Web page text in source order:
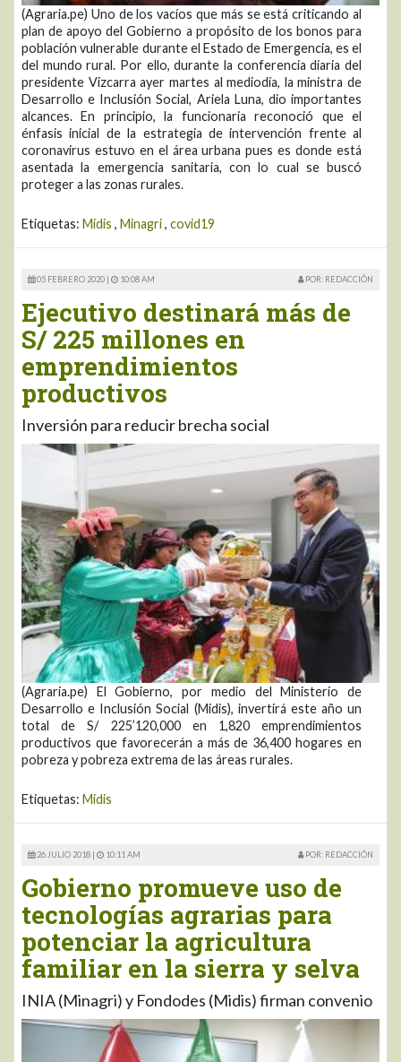
(Agraria.pe) Uno de los vacíos que más se está criticando al
plan de apoyo del Gobierno a propósito de los bonos para
población vulnerable durante el Estado de Emergencia, es el
del mundo rural. Por ello, durante la conferencia diaria del
presidente Vizcarra ayer martes al mediodía, la ministra de
Desarrollo e Inclusión Social, Ariela Luna, dio importantes
alcances. En principio, la funcionaria reconoció que el
énfasis inicial de la estrategia de intervención frente al
coronavirus estuvo en el área urbana pues es donde está
asentada la emergencia sanitaria, con lo cual se buscó
proteger a las zonas rurales.
Etiquetas: Midis , Minagri, covid19
05 FEBRERO 2020 | 10:08 AM POR: REDACCIÓN
Ejecutivo destinará más de
S/ 225 millones en
emprendimientos
productivos
Inversión para reducir brecha social
(Agraria.pe) El Gobierno, por medio del Ministerio de
Desarrollo e Inclusión Social (Midis), invertirá este año un
total de S/ 225’120,000 en 1,820 emprendimientos
productivos que favorecerán a más de 36,400 hogares en
pobreza y pobreza extrema de las áreas rurales.
Etiquetas: Midis
26 JULIO 2018 | 10:11 AM POR: REDACCIÓN
Gobierno promueve uso de
tecnologías agrarias para
potenciar la agricultura
familiar en la sierra y selva
INIA (Minagri) y Fondodes (Midis) firman convenio